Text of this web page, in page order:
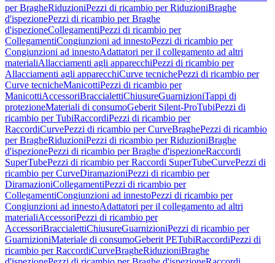
per BragheRiduzioniPezzi di ricambio per RiduzioniBraghe
d'ispezionePezzi di ricambio per Braghe
d'ispezioneCollegamentiPezzi di ricambio per
CollegamentiCongiunzioni ad innestoPezzi di ricambio per
Congiunzioni ad innestoAdattatori per il collegamento ad altri
materialiAllacciamenti agli apparecchiPezzi di ricambio per
Allacciamenti agli apparecchiCurve tecnichePezzi di ricambio per
Curve tecnicheManicottiPezzi di ricambio per
ManicottiAccessoriBraccialettiChiusureGuarnizioniTappi di
protezioneMateriali di consumoGeberit Silent-ProTubiPezzi di
ricambio per TubiRaccordiPezzi di ricambio per
RaccordiCurvePezzi di ricambio per CurveBraghePezzi di ricambio
per BragheRiduzioniPezzi di ricambio per RiduzioniBraghe
d'ispezionePezzi di ricambio per Braghe d'ispezioneRaccordi
SuperTubePezzi di ricambio per Raccordi SuperTubeCurvePezzi di
ricambio per CurveDiramazioniPezzi di ricambio per
DiramazioniCollegamentiPezzi di ricambio per
CollegamentiCongiunzioni ad innestoPezzi di ricambio per
Congiunzioni ad innestoAdattatori per il collegamento ad altri
materialiAccessoriPezzi di ricambio per
AccessoriBraccialettiChiusureGuarnizioniPezzi di ricambio per
GuarnizioniMateriale di consumoGeberit PETubiRaccordiPezzi di
ricambio per RaccordiCurveBragheRiduzioniBraghe